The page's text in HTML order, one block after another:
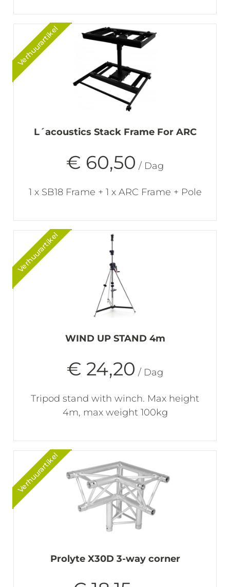
L´acoustics Stack Frame For ARC
€ 60,50 / Dag
1 x SB18 Frame + 1 x ARC Frame + Pole
Verhuurartikel
WIND UP STAND 4m
€ 24,20 / Dag
Tripod stand with winch. Max height
4m, max weight 100kg
Verhuurartikel
Prolyte X30D 3-way corner
Verhuurartikel